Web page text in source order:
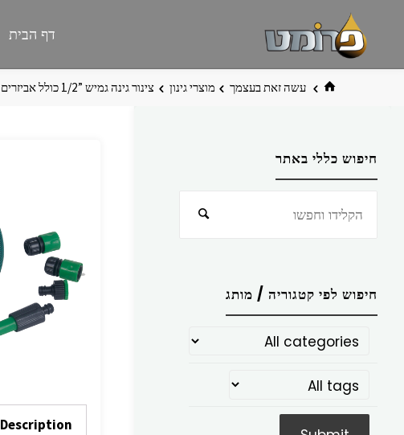
דף הבית
בית עשה זאת בעצמך מוצרי גינון צינור גינה גמיש ‏”1/2 כולל אביזרים + אקדח ישר ‏ ‏- 20 מ’
Description
חיפוש כללי באתר
חיפוש
חיפוש לפי קטגוריה / מותג